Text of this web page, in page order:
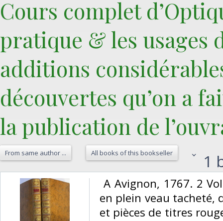
‎Cours complet
pratique & les usages
additions
découvertes qu’on a
la publication de
From same author ... All books of this bookseller 1
A Avignon, 1767. 2
en plein veau tacheté,
et pièces de titres